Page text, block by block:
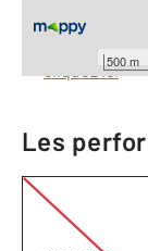
500 m
Barèmes
cliquez ici
Les